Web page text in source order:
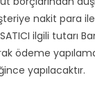
nakit para
ilgili tutarı
ödeme
yapılacaktır.